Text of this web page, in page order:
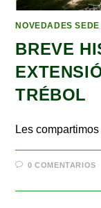
NOVEDADES
BREVE
TRÉBOL
Les
0 COMENTARIOS